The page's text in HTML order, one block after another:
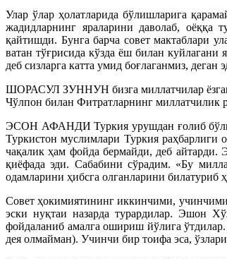
Улар ўлар ҳолатларида бўлишларига
жадидларнинг яраларини даволаб, оёққа
қайтишди. Бунга барча совет мактаблари
ватан тўғрисида кўзда ёш билан
деб сизларга катта умид боғлаганмиз, деган
ШОРАСУЛ ЗУННУН бизга миллатчилар ёзган
Чўлпон билан Фитратларнинг миллатчилик
ЭСОН АФАНДИ Туркия урушдан ғолиб бўлиб
Туркистон муслимлари Туркия раҳбарлиги
чақалик ҳам фойда бермайди, деб
қиёфада эди. Сабабини сўрадим. «Бу
одамларини ҳибсга олганларини билатуриб
Совет ҳокимиятининг иккинчими,
эски нуқтаи назарда турардилар. Эшон
фойдаланиб амалга ошириш йўлига
дея олмайман). Учинчи бир тоифа эса,